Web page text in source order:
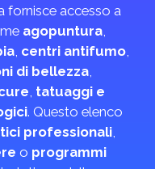
fornisce accesso a
agopuntura,
, centri antifumo,
di bellezza,
, tatuaggi e
. Questo elenco
professionali,
o programmi